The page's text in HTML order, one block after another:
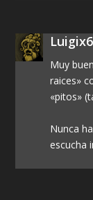
Muy
raices»
«pitos»
Nunca
escucha